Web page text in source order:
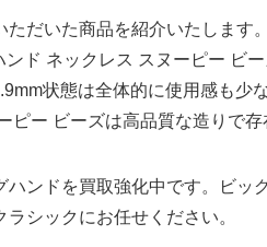
ただいた商品を紹介いたしま
ド ネックレス スヌーピー ビ
状態は全体的に使用感も
ピー ビーズは高品質な造りで存
ハンドを買取強化中です。ビ
シックにお任せください。